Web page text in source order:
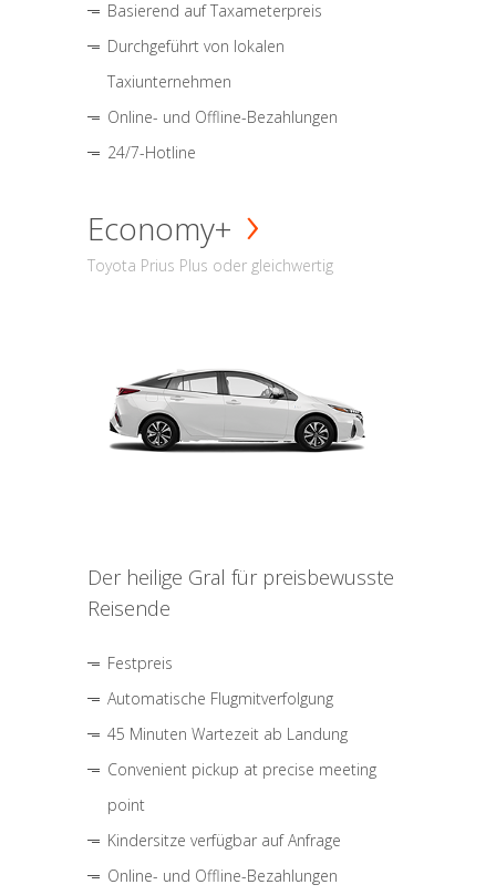
Basierend auf Taxameterpreis
Durchgeführt von lokalen
Taxiunternehmen
Online- und Offline-Bezahlungen
24/7-Hotline
Economy+
Toyota Prius Plus oder gleichwertig
Der heilige Gral für preisbewusste
Reisende
Festpreis
Automatische Flugmitverfolgung
45 Minuten Wartezeit ab Landung
Convenient pickup at precise meeting
point
Kindersitze verfügbar auf Anfrage
Online- und Offline-Bezahlungen